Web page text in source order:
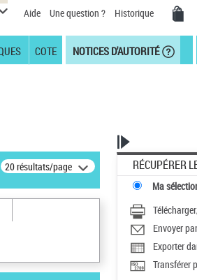
Aide Une question ? Historique
COTE NOTICES D'AUTORITÉ
20 résultats/page RÉCUPÉRER
Ma
Envoyer
Exporter
Transférer